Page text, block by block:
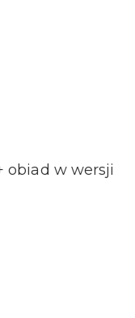
obiad w wersji